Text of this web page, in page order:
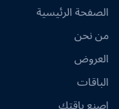
الصفحة الرئيسية
من نحن
العروض
الباقات